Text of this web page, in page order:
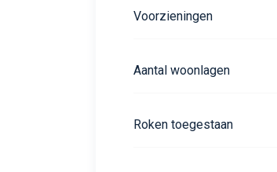
Voorzieningen
Aantal woonlagen
Roken toegestaan